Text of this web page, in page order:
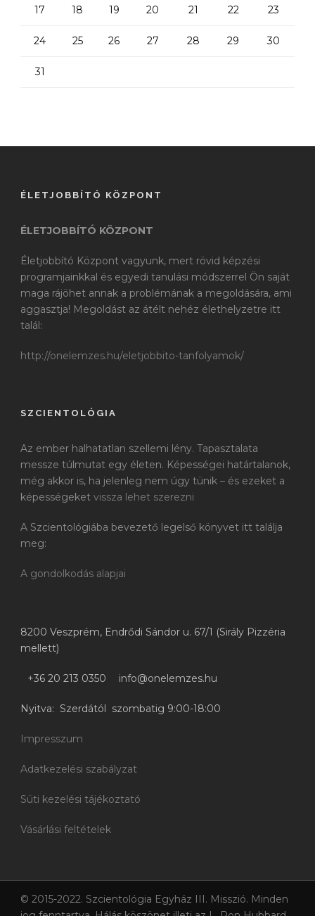
17 18 19 20 21 22 23
24 25 26 27 28 29 30
31
ÉLETJOBBÍTÓ KÖZPONT
ÉLETJOBBÍTÓ KÖZPONT
Életjobbító Központ vagyunk, mert rövid képzési
programjainkkal és egyedi tanulási módszerrel Ön saját
maga rájöhet annak a problémának a megoldására, ami
aggasztja! Megoldást az átélt nehéz élethelyzetre itt
talál:
http://onelemzes.hu/eletjobbito-tanfolyamok/
SZCIENTOLÓGIA
Az ember halhatatlan szellemi lény. Tapasztalata
messze túlmutat egy életen. Képességei határtalanok,
még akkor is, ha jelenleg nem úgy tünik – és ezeket a
képességeket vissza lehet szerezni
A Szcientológiába bevezető legelső könyvet itt találja
meg:
A gondolkodás alapjai
8200 Veszprém, Endrődi Sándor u. 67/1 (Sirály Pizzéria
mellett)
+36 20 213 0350 info@onelemzes.hu
Nyitva: Szerdától szombatig 9:00-18:00
Impresszum
Adatkezelési szabályzat
Süti kezelési tájékoztató
Vásárlási feltételek
© 2015-2022. Szcientológia Egyház III. Misszió. Minden